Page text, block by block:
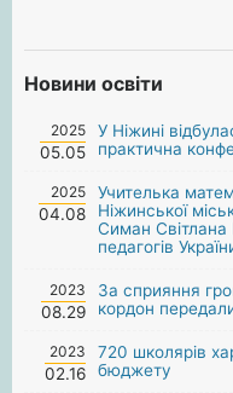
Новини освіти
2025
05.05
У Ніжині
практична
2025
04.08
Учителька
Ніжинської
Симан
педагогів
2023
08.29
За сприяння
кордон
2023
02.16
720 школярів
бюджету